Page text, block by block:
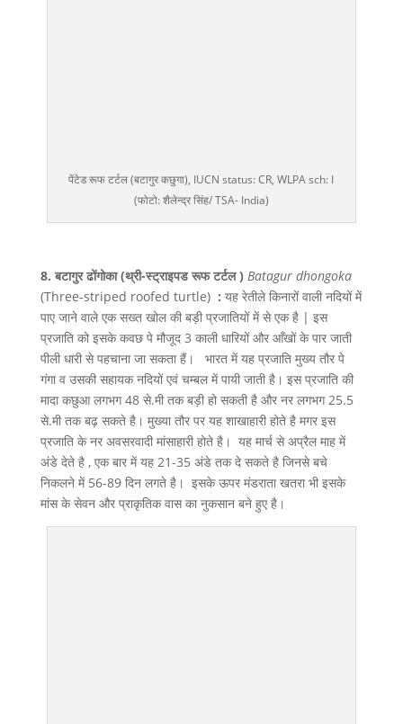
पेंटेड रूफ टर्टल (बटागुर कछुगा), IUCN status: CR, WLPA sch: I
(फोटो: शैलेन्द्र सिंह/ TSA- India)
8. बटागुर ढोंगोका (थ्री-स्ट्राइपड रूफटर्टल ) Batagur dhongoka
(Three-striped roofed turtle) : यह रेतीले किनारों वाली नदियों में
पाए जाने वाले एक सख्त खोल की बड़ी प्रजातियों में से एक है | इस
प्रजाति को इसके कवछ पे मौजूद 3 काली धारियों और आँखों के पार जाती
पीली धारी से पहचाना जा सकता हैं। भारत में यह प्रजाति मुख्य तौर पे
गंगा व उसकी सहायक नदियों एवं चम्बल में पायी जाती है। इस प्रजाति की
मादा कछुआ लगभग 48 से.मी तक बड़ी हो सकती है और नर लगभग 25.5
से.मी तक बढ़ सकते है। मुख्या तौर पर यह शाखाहारी होते है मगर इस
प्रजाति के नर अवसरवादी मांसाहारी होते है। यह मार्च से अप्रैल माह में
अंडे देते है , एक बार में यह 21-35 अंडे तक दे सकते है जिनसे बचे
निकलने में 56-89 दिन लगते है। इसके ऊपर मंडराता खतरा भी इसके
मांस के सेवन और प्राकृतिक वास का नुकसान बने हुए है।